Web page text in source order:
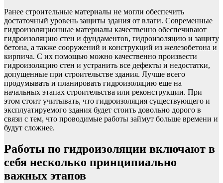
Ранее строительные материалы не могли обеспечить
достаточный уровень защиты здания от влаги. Современные
гидроизоляционные материалы качественно обеспечивают
гидроизоляцию стен и фундаментов, гидроизоляцию и защиту
бетона, а также сооружений и конструкций из железобетона и
кирпича. С их помощью можно качественно произвести
гидроизоляцию стен и устранить все дефекты и недостатки,
допущенные при строительстве здания. Лучше всего
продумывать и планировать гидроизоляцию еще на
начальных этапах строительства или реконструкции. При
этом стоит учитывать, что гидроизоляция существующего и
эксплуатируемого здания будет стоить довольно дорого в
связи с тем, что проводимые работы займут больше времени и
будут сложнее.
Работы по гидроизоляции включают в
себя несколько принципиально
важных этапов